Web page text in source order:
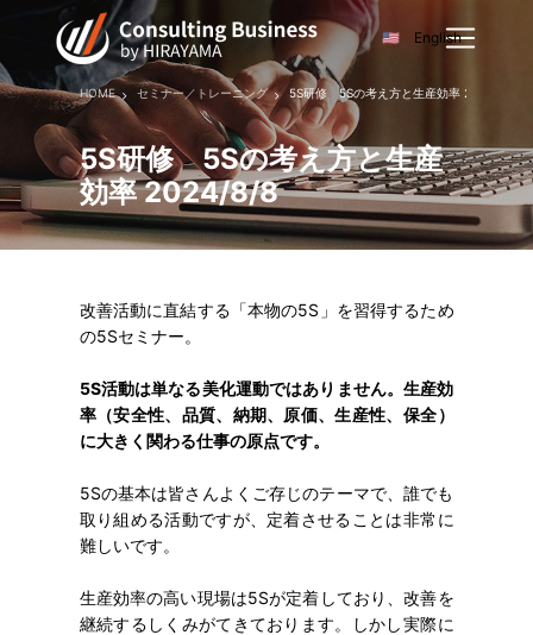
English
5S研修 5Sの考え方と生産
効率 2024/8/8
HOME セミナー／トレーニング 5S研修 5Sの考え方と生産効率 2024/8/8
改善活動に直結する「本物の5S」を習得するため
の5Sセミナー。
5S活動は単なる美化運動ではありません。生産効
率（安全性、品質、納期、原価、生産性、保全）
に大きく関わる仕事の原点です。
5Sの基本は皆さんよくご存じのテーマで、誰でも
取り組める活動ですが、定着させることは非常に
難しいです。
生産効率の高い現場は5Sが定着しており、改善を
継続するしくみがてきております。しかし実際に